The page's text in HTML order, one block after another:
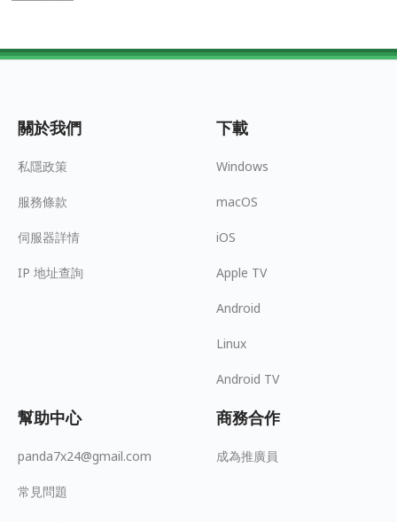
關於我們
私隱政策
服務條款
伺服器詳情
IP 地址查詢
下載
Windows
macOS
iOS
Apple TV
Android
Linux
Android TV
幫助中心
panda7x24@gmail.com
常見問題
商務合作
成為推廣員